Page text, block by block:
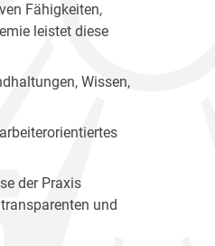
Fähigkeiten,
leistet diese
Wissen,
der Praxis
und